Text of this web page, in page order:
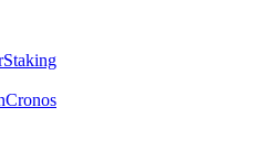
Staking
Cronos